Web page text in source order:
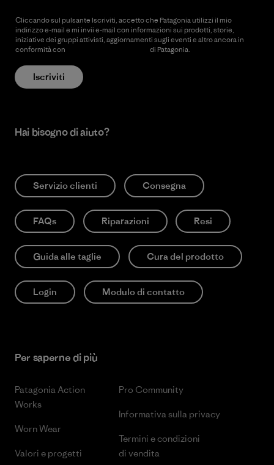
Cliccando sul pulsante Iscriviti, accetto che Patagonia utilizzi il mio
indirizzo e-mail e mi invii e-mail con informazioni sui prodotti, storie,
iniziative dei gruppi attivisti, aggiornamenti sugli eventi e altro ancora in
conformità con
di Patagonia.
Iscriviti
Hai bisogno di aiuto?
Servizio clienti Consegna
FAQs Riparazioni Resi
Guida alle taglie Cura del prodotto
Login Modulo di contatto
Per saperne di più
Patagonia Action
Works
Worn Wear
Valori e progetti
Pro Community
Informativa sulla privacy
Termini e condizioni
di vendita